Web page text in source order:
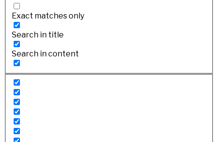
Exact matches only
Search in title
Search in content